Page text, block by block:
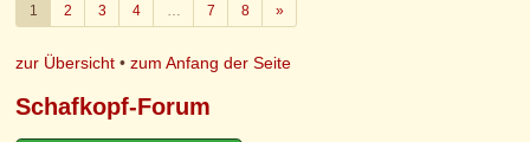
1 2 3 4 … 7 8 »Weiter
zur Übersicht •zum Anfang der Seite
Schafkopf-Forum